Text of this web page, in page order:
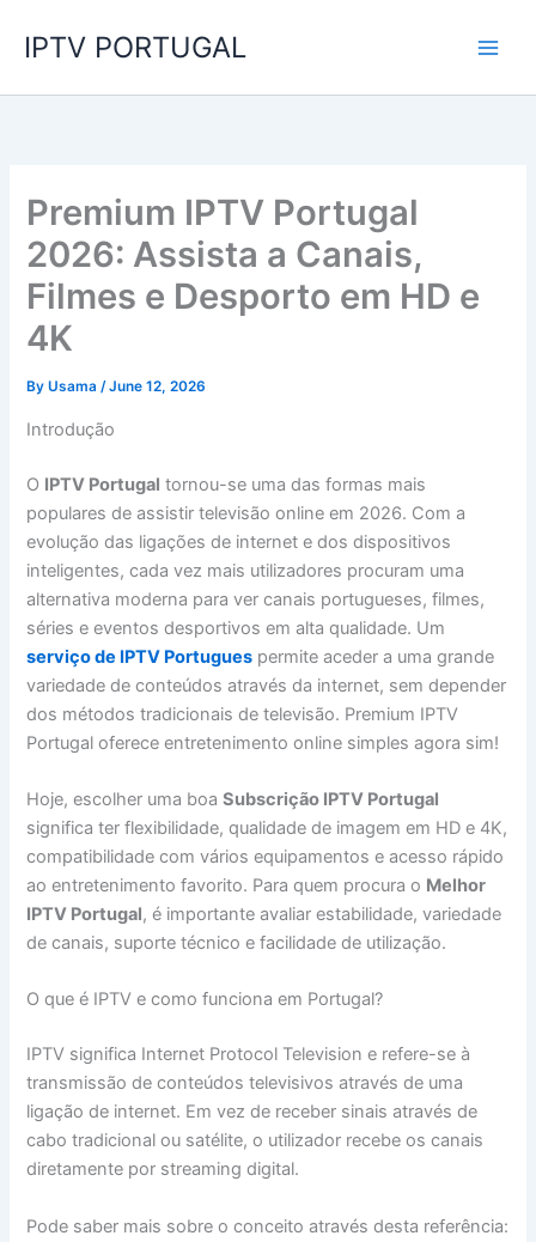
IPTV PORTUGAL
Premium IPTV Portugal
2026: Assista a Canais,
Filmes e Desporto em HD e
4K
ByUsama/June 12, 2026
Introdução
O IPTV Portugal tornou-se uma das formas mais
populares de assistir televisão online em 2026. Com a
evolução das ligações de internet e dos dispositivos
inteligentes, cada vez mais utilizadores procuram uma
alternativa moderna para ver canais portugueses, filmes,
séries e eventos desportivos em alta qualidade. Um
serviço de IPTV Portugues permite aceder a uma grande
variedade de conteúdos através da internet, sem depender
dos métodos tradicionais de televisão. Premium IPTV
Portugal oferece entretenimento online simples agora sim!
Hoje, escolher uma boaSubscrição IPTV Portugal
significa ter flexibilidade, qualidade de imagem em HD e 4K,
compatibilidade com vários equipamentos e acesso rápido
ao entretenimento favorito. Para quem procura o Melhor
IPTV Portugal, é importante avaliar estabilidade, variedade
de canais, suporte técnico e facilidade de utilização.
O que é IPTV e como funciona em Portugal?
IPTV significa Internet Protocol Television e refere-se à
transmissão de conteúdos televisivos através de uma
ligação de internet. Em vez de receber sinais através de
cabo tradicional ou satélite, o utilizador recebe os canais
diretamente por streaming digital.
Pode saber mais sobre o conceito através desta referência: